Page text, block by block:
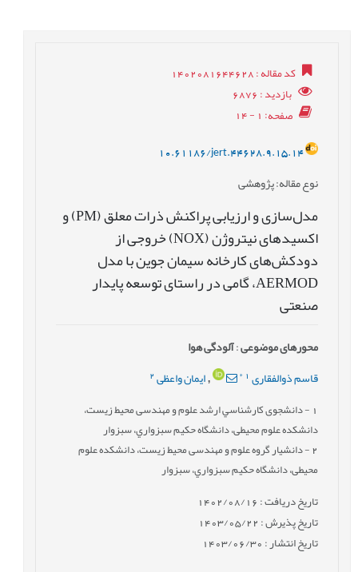
کد مقاله: 1402081644628
بازدید: 6876
صفحه: 1 - 14
10.61186/jert.44628.9.15.14
نوع مقاله: پژوهشی
مدل‌سازی و ارزیابی پراکنش ذرات معلق (PM) و
اکسیدهای نیتروژن (NOX) خروجی از
دودکش‌های کارخانه سیمان جوین با مدل
AERMOD، گامی در راستای توسعه پایدار
صنعتی
محورهای موضوعی:آلودگی هوا
قاسم ذوالفقاری *
,ایمان واعظی 2
- دانشجوی کارشناسي ارشد علوم و مهندسی محيط زيست،
دانشکده علوم محیطی، دانشگاه حکيم سبزواري، سبزوار
2- دانشیار گروه علوم و مهندسی محيط زيست، دانشکده علوم
محیطی، دانشگاه حکيم سبزواري، سبزوار
تاریخ دریافت : 1402/08/16
تاریخ پذیرش : 1403/05/22
تاریخ انتشار : 1403/06/30